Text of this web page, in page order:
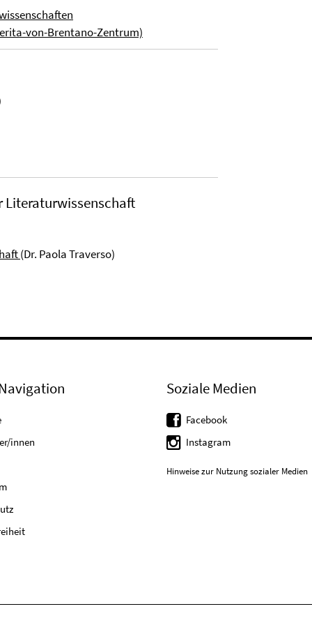
von-Brentano-Zentrum)
Literaturwissenschaft
(Dr. Paola Traverso)
innen
Soziale Medien
Facebook
Instagram
Hinweise zur Nutzung sozialer Medien